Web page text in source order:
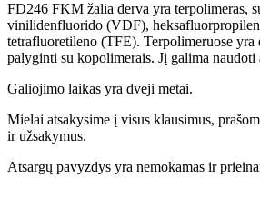
FD246 FKM žalia derva yra terpolimeras,
vinilidenfluorido (VDF),
tetrafluoretileno (TFE). Terpolimeruose
palyginti su kopolimerais. Jį galima naudoti
Galiojimo laikas yra dveji metai.
Mielai atsakysime į visus klausimus,
ir užsakymus.
Atsargų pavyzdys yra nemokamas ir